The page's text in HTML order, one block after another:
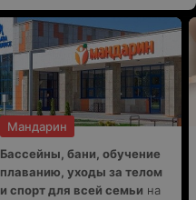
Мандарин
Бассейны, бани, обучение
плаванию, уходы за телом
и спорт для всей семьи на